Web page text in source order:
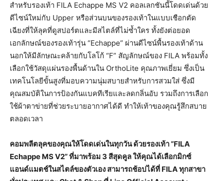
สำหรับรองเท้า FILA Echappe MS V2 คอลเลกชันนี้โดดเด่นด้วย
ดีไซน์ใหม่กับ Upper หรือส่วนบนของรองเท้าในแบบเชือกตัด
เฉียงที่ให้ลุคที่ดูสปอร์ตและมีสไตล์ที่ไม่ซ้ำใคร ทั้งยังต่อยอด
เอกลักษณ์ของรองเท้ารุ่น “Echappe” ผ่านดีไซน์พื้นรองเท้าด้าน
นอกให้มีลักษณะคล้ายกับโลโก้ “F” สัญลักษณ์ของ FILA พร้อมทั้ง
เลือกใช้วัสดุแผ่นรองพื้นด้านใน OrthoLite คุณภาพเยี่ยม ซึ่งเป็น
เทคโนโลยีขั้นสูงที่มอบความนุ่มสบายสำหรับการสวมใส่ ซึ่งมี
คุณสมบัติในการป้องกันแบคทีเรียและลดกลิ่นอับ รวมถึงการเลือก
ใช้ผ้าตาข่ายที่ช่วยระบายอากาศได้ดี ทำให้เท้าของคุณรู้สึกสบาย
ตลอดเวลา
คอมพลีตลุคของคุณให้โดดเด่นในทุกวัน ด้วยรองเท้า“FILA
Echappe MS V2”ที่มาพร้อม 3 สีสุดคูลให้คุณได้เลือกมิกซ์
แอนด์แมตช์ในสไตล์ของตัวเอง สามารถช้อปได้ที่ FILAทุกสาขา